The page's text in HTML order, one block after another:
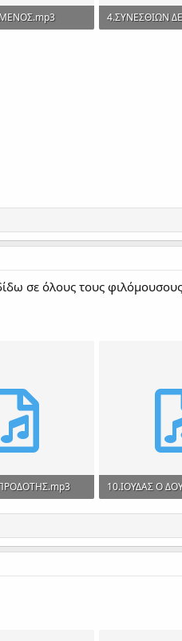
4.ΣΥΝΕΣΘΙΩΝ
σε όλους τους
272
10.ΙΟΥΔΑΣ Ο
3.3 MB · Views: